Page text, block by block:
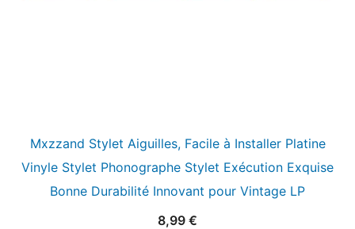
Mxzzand Stylet Aiguilles, Facile à Installer Platine
Vinyle Stylet Phonographe Stylet Exécution Exquise
Bonne Durabilité Innovant pour Vintage LP
8,99 €